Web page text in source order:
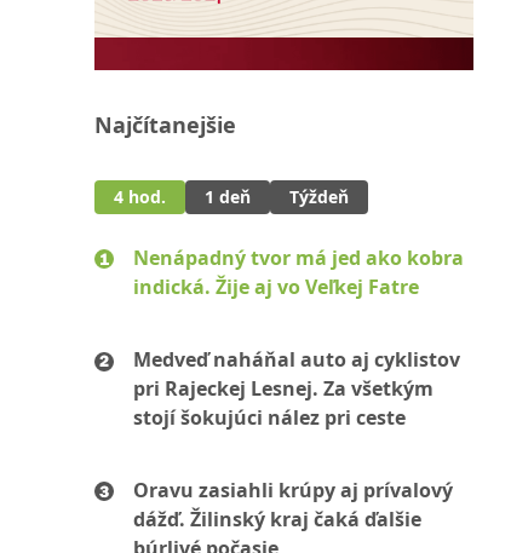
Najčítanejšie
4 hod. 1 deň Týždeň
Nenápadný tvor má jed ako kobra
indická. Žije aj vo Veľkej Fatre
Medveď naháňal auto aj cyklistov
pri Rajeckej Lesnej. Za všetkým
stojí šokujúci nález pri ceste
Oravu zasiahli krúpy aj prívalový
dážď. Žilinský kraj čaká ďalšie